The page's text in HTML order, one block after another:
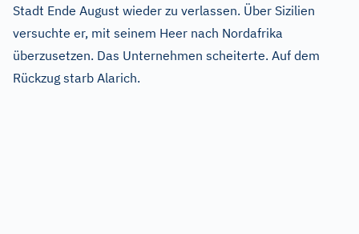
Stadt Ende August wieder zu verlassen. Über Sizilien
versuchte er, mit seinem Heer nach Nordafrika
überzusetzen. Das Unternehmen scheiterte. Auf dem
Rückzug starb Alarich.